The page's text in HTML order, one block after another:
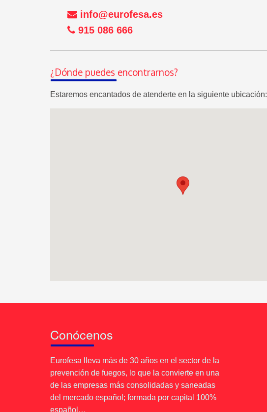
info@eurofesa.es
915 086 666
¿Dónde puedes encontrarnos?
Estaremos encantados de atenderte en la siguiente ubicación:
Conócenos
Eurofesa lleva más de 30 años en el sector de la
prevención de fuegos, lo que la convierte en una
de las empresas más consolidadas y saneadas
del mercado español; formada por capital 100%
español…